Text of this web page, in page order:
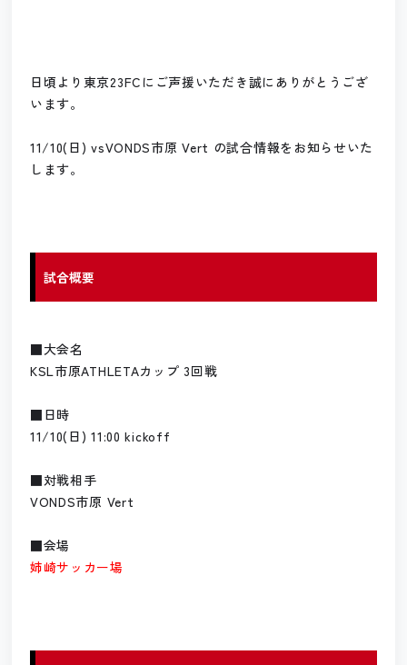
日頃より東京23FCにご声援いただき誠にありがとうござ
います。
11/10(日) vsVONDS市原 Vert の試合情報をお知らせいた
します。
試合概要
■大会名
KSL市原ATHLETAカップ 3回戦
■日時
11/10(日) 11:00 kickoff
■対戦相手
VONDS市原 Vert
■会場
姉崎サッカー場